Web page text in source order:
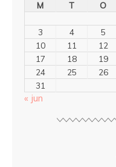
M
T O
3
4 5
10
11 12
17
18 19
24
25 26
31
« jun